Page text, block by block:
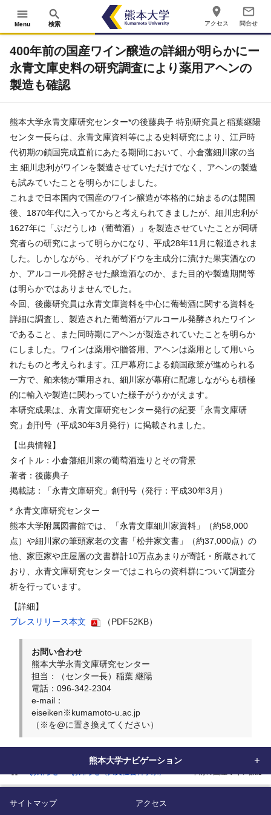
menu
Menu
search
検索
place
アクセス
mail_outline
問合せ
400年前の国産ワイン醸造の詳細が明らかにー
永青文庫史料の研究調査により薬用アヘンの
製造も確認
熊本大学永青文庫研究センター*の後藤典子 特別研究員と稲葉継陽
センター長らは、永青文庫資料等による史料研究により、江戸時
代初期の鎖国完成直前にあたる期間において、小倉藩細川家の当
主 細川忠利がワインを製造させていただけでなく、アヘンの製造
も試みていたことを明らかにしました。
これまで日本国内で国産のワイン醸造が本格的に始まるのは開国
後、1870年代に入ってからと考えられてきましたが、細川忠利が
1627年に「ぶだうしゆ（葡萄酒）」を製造させていたことが同研
究者らの研究によって明らかになり、平成28年11月に報道されま
した。しかしながら、それがブドウを主成分に漬けた果実酒なの
か、アルコール発酵させた醸造酒なのか、また目的や製造期間等
は明らかではありませんでした。
今回、後藤研究員は永青文庫資料を中心に葡萄酒に関する資料を
詳細に調査し、製造された葡萄酒がアルコール発酵されたワイン
であること、また同時期にアヘンが製造されていたことを明らか
にしました。ワインは薬用や贈答用、アヘンは薬用として用いら
れたものと考えられます。江戸幕府による鎖国政策が進められる
一方で、舶来物が重用され、細川家が幕府に配慮しながらも積極
的に輸入や製造に関わっていた様子がうかがえます。
本研究成果は、永青文庫研究センター発行の紀要「永青文庫研
究」創刊号（平成30年3月発行）に掲載されました。
【出典情報】
タイトル：小倉藩細川家の葡萄酒造りとその背景
著者：後藤典子
掲載誌：「永青文庫研究」創刊号（発行：平成30年3月）
* 永青文庫研究センター
熊本大学附属図書館では、「永青文庫細川家資料」（約58,000
点）や細川家の筆頭家老の文書「松井家文書」（約37,000点）の
他、家臣家や庄屋層の文書群計10万点あまりが寄託・所蔵されて
おり、永青文庫研究センターではこれらの資料群について調査分
析を行っています。
【詳細】
プレスリリース本文
（PDF52KB）
お問い合わせ
熊本大学永青文庫研究センター
担当：（センター長）稲葉 継陽
電話：096-342-2304
e-mail：
eiseiken※kumamoto-u.ac.jp
（※を@に置き換えてください）
熊本大学ナビゲーション
サイトマップ アクセス